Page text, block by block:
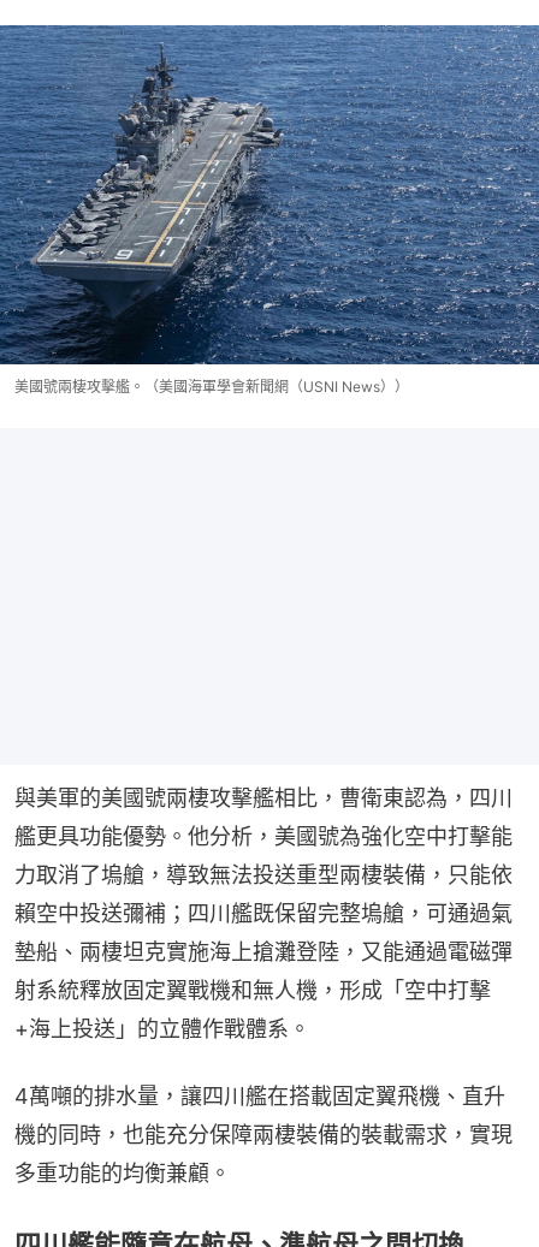
美國號兩棲攻擊艦。（美國海軍學會新聞網（USNI News））
與美軍的美國號兩棲攻擊艦相比，曹衛東認為，四川
艦更具功能優勢。他分析，美國號為強化空中打擊能
力取消了塢艙，導致無法投送重型兩棲裝備，只能依
賴空中投送彌補；四川艦既保留完整塢艙，可通過氣
墊船、兩棲坦克實施海上搶灘登陸，又能通過電磁彈
射系統釋放固定翼戰機和無人機，形成「空中打擊
+海上投送」的立體作戰體系。
4萬噸的排水量，讓四川艦在搭載固定翼飛機、直升
機的同時，也能充分保障兩棲裝備的裝載需求，實現
多重功能的均衡兼顧。